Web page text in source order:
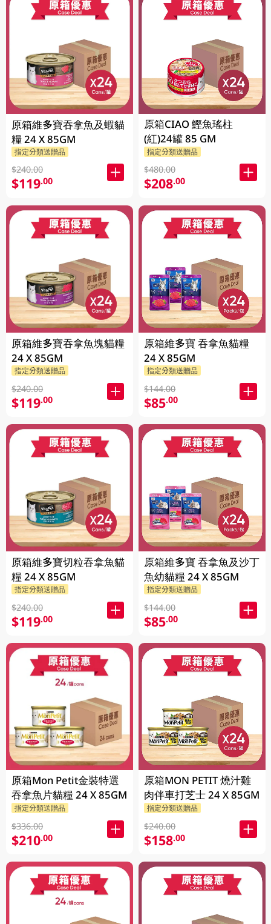
原箱維多寶吞拿魚及蝦貓
糧 24 X 85GM
指定分類送贈品
$240.00
$119.00
原箱維多寶吞拿魚塊貓糧
24 X 85GM
指定分類送贈品
$240.00
$119.00
原箱維多寶切粒吞拿魚貓
糧 24 X 85GM
指定分類送贈品
$240.00
$119.00
原箱Mon Petit金裝特選
吞拿魚片貓糧 24 X 85GM
指定分類送贈品
$336.00
$210.00
原箱CIAO 鰹魚瑤柱
(紅)24罐 85 GM
指定分類送贈品
$480.00
$208.00
原箱維多寶 吞拿魚貓糧
24 X 85GM
指定分類送贈品
$144.00
$85.00
原箱維多寶 吞拿魚及沙丁
魚幼貓糧 24 X 85GM
指定分類送贈品
$144.00
$85.00
原箱MON PETIT 燒汁雞
肉伴車打芝士 24 X 85GM
指定分類送贈品
$240.00
$158.00